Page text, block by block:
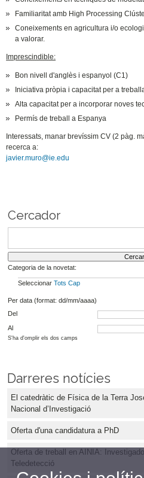
Familiaritat amb High Processing
Coneixements en agricultura i/o
a valorar.
Imprescindible:
Bon nivell d'anglès i espanyol (C1)
Iniciativa pròpia i capacitat per a
Alta capacitat per a incorporar noves
Permís de treball a Espanya
Interessats, manar brevíssim CV (2 pàg.
recerca a:
javier.muro@ie.edu
Cercador
Categoria de la novetat:
Seleccionar Tots Cap
Per data (format: dd/mm/aaaa)
Del
Al
S'ha d'omplir els dos camps
Darreres notícies
El catedràtic de Física de la Terra
Nacional d’Investigació
Oferta d'una candidatura a PhD
Oferta de treball en AINIA:
Teledetecció